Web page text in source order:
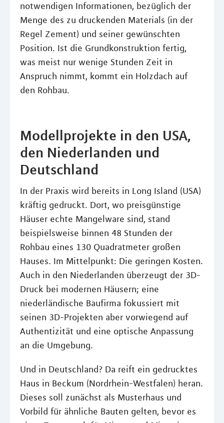
notwendigen Informationen, bezüglich der
Menge des zu druckenden Materials (in der
Regel Zement) und seiner gewünschten
Position. Ist die Grundkonstruktion fertig,
was meist nur wenige Stunden Zeit in
Anspruch nimmt, kommt ein Holzdach auf
den Rohbau.
Modellprojekte in den USA,
den Niederlanden und
Deutschland
In der Praxis wird bereits in Long Island (USA)
kräftig gedruckt. Dort, wo preisgünstige
Häuser echte Mangelware sind, stand
beispielsweise binnen 48 Stunden der
Rohbau eines 130 Quadratmeter großen
Hauses. Im Mittelpunkt: Die geringen Kosten.
Auch in den Niederlanden überzeugt der 3D-
Druck bei modernen Häusern; eine
niederländische Baufirma fokussiert mit
seinen 3D-Projekten aber vorwiegend auf
Authentizität und eine optische Anpassung
an die Umgebung.
Und in Deutschland? Da reift ein gedrucktes
Haus in Beckum (Nordrhein-Westfalen) heran.
Dieses soll zunächst als Musterhaus und
Vorbild für ähnliche Bauten gelten, bevor es